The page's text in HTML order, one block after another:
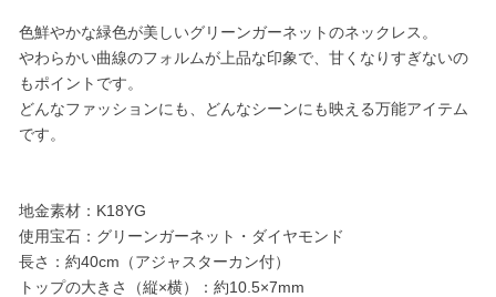
色鮮やかな緑色が美しいグリーンガーネットのネックレス。
やわらかい曲線のフォルムが上品な印象で、甘くなりすぎないの
もポイントです。
どんなファッションにも、どんなシーンにも映える万能アイテム
です。
地金素材：K18YG
使用宝石：グリーンガーネット・ダイヤモンド
長さ：約40cm（アジャスターカン付）
トップの大きさ（縦×横）：約10.5×7mm